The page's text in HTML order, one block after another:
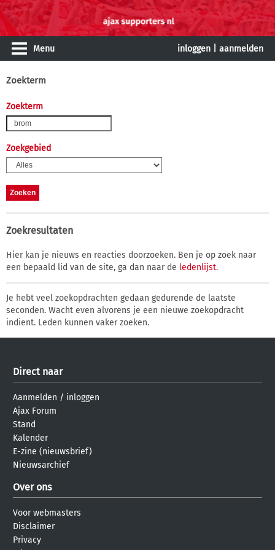
Menu inloggen aanmelden
Zoekterm
Zoekterm
Zoekgebied
Zoekresultaten
Hier kan je nieuws en reacties doorzoeken. Ben je op zoek naar
een bepaald lid van de site, ga dan naar de ledenlijst.
Je hebt veel zoekopdrachten gedaan gedurende de laatste
seconden. Wacht even alvorens je een nieuwe zoekopdracht
indient. Leden kunnen vaker zoeken.
Direct naar
Aanmelden / inloggen
Ajax Forum
Stand
Kalender
E-zine (nieuwsbrief)
Nieuwsarchief
Over ons
Voor webmasters
Disclaimer
Privacy